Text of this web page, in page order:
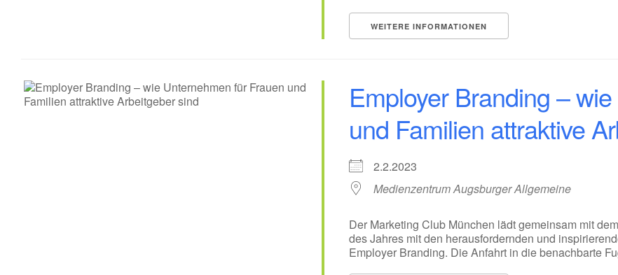
WEITERE INFORMATIONEN
Employer Branding –
und Familien attraktive
2.2.2023
Medienzentrum Augsburger Allgemeine
Der Marketing Club München lädt gemeinsam mit
des Jahres mit den herausfordernden und
Employer Branding. Die Anfahrt in die benachbarte